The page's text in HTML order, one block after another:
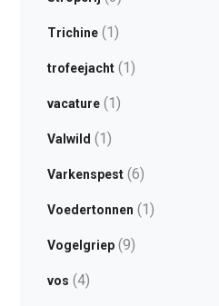
Trichine(1)
trofeejacht(1)
vacature(1)
Valwild (1)
Varkenspest(6)
Voedertonnen (1)
Vogelgriep(9)
vos (4)